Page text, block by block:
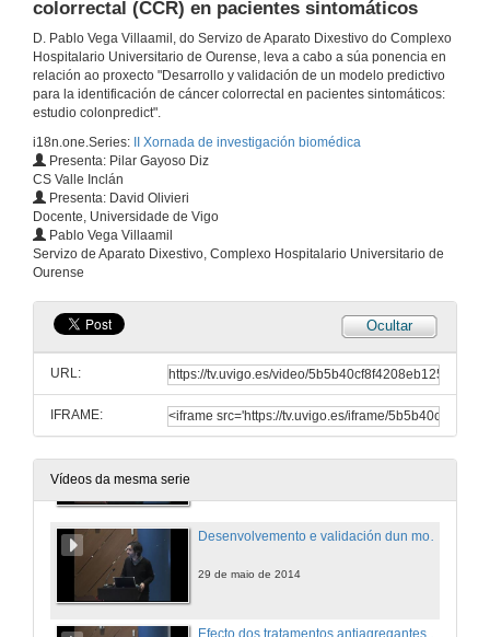
colorrectal (CCR) en pacientes sintomáticos
D. Pablo Vega Villaamil, do Servizo de Aparato Dixestivo do Complexo
Hospitalario Universitario de Ourense, leva a cabo a súa ponencia en
relación ao proxecto "Desarrollo y validación de un modelo predictivo
para la identificación de cáncer colorrectal en pacientes sintomáticos:
estudio colonpredict".
i18n.one.Series:
II Xornada de investigación biomédica
Presenta: Pilar Gayoso Diz
CS Valle Inclán
Presenta: David Olivieri
Docente, Universidade de Vigo
Pablo Vega Villaamil
Servizo de Aparato Dixestivo, Complexo Hospitalario Universitario de
Ourense
Ocultar
URL:
IFRAME:
Vídeos da mesma serie
Alteracións inducidas por sulfonato de perfluorooctano (PFOS) no eixo reproductor
29 de maio de 2014
Evaluación dun programa de intervención intensiva en conducta suicida (PII)
29 de maio de 2014